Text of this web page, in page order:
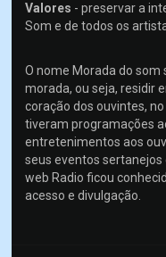
Valores - preservar a
Som e de todos os
O nome Morada do
morada, ou seja, residir
coração dos ouvintes,
tiveram programações
entretenimentos aos
seus eventos
web Radio ficou
acesso e divulgação.